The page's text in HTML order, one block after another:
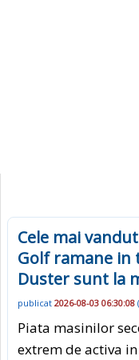
Cele mai
Golf ramane in
Duster sunt la
publicat 2026-08-03 06:30:08 (
Piata masinilor
extrem de activa